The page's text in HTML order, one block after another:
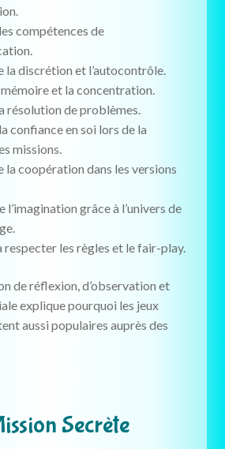
compétences de
la discrétion et l’autocontrôle.
et la concentration.
résolution de problèmes.
confiance en soi lors de la
missions.
la coopération dans les versions
l’imagination grâce à l’univers de
respecter les règles et le fair-play.
de réflexion, d’observation et
explique pourquoi les jeux
aussi populaires auprès des
Secrète